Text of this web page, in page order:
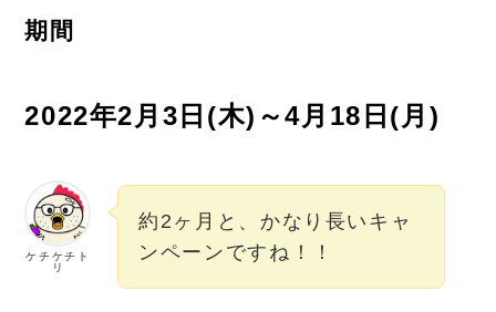
期間
2022年2月3日(木)～4月18日(月)
ケチケチト
リ
約2ヶ月と、かなり長いキャ
ンペーンですね！！